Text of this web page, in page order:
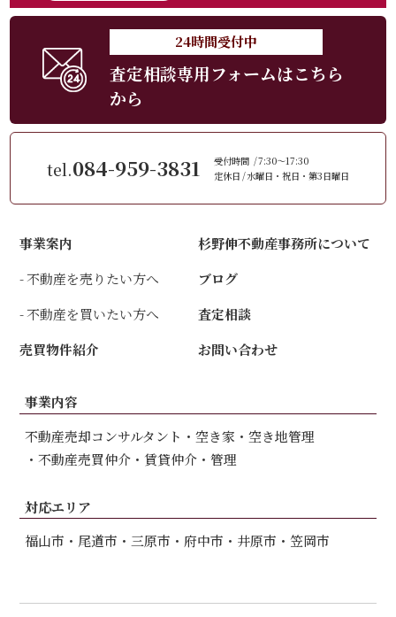
24時間受付中
査定相談専用フォームはこちら
から
tel.084-959-3831 受付時間
7:30～17:30
定休日 水曜日・祝日・第3日曜日
事業案内
不動産を売りたい方へ
不動産を買いたい方へ
売買物件紹介
杉野伸不動産事務所について
ブログ
査定相談
お問い合わせ
事業内容
不動産売却コンサルタント
空き家・空き地管理
不動産売買仲介
賃貸仲介・管理
対応エリア
福山市
尾道市 三原市 府中市 井原市 笠岡市